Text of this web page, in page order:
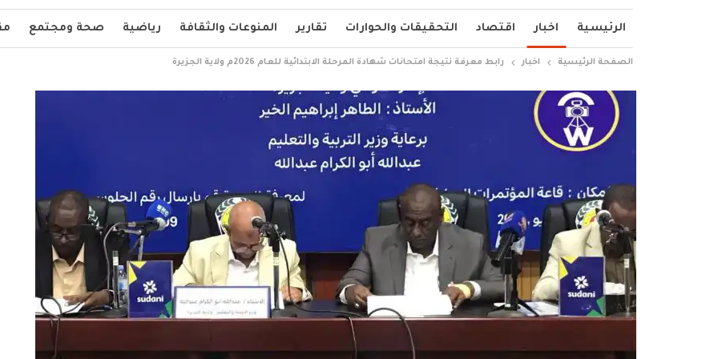
الرئيسية اخبار اقتصاد التحقيقات والحوارات تقارير المنوعات والثقافة رياضية صحة ومجتمع
الصفحة الرئيسية اخبار رابط معرفة نتيجة امتحانات شهادة المرحلة الابتدائية للعام 2026م ولاية الجزيرة